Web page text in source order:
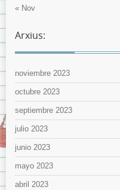
« Nov
Arxius:
noviembre 2023
octubre 2023
septiembre 2023
julio 2023
junio 2023
mayo 2023
abril 2023